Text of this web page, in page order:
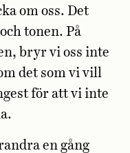
om oss. Det
tonen. På
bryr vi oss inte
det som vi vill
för att vi inte
en gång